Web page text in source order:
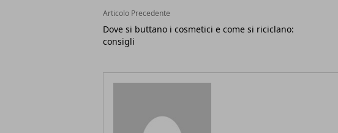
Articolo Precedente
Dove si buttano i cosmetici e come si riciclano:
consigli